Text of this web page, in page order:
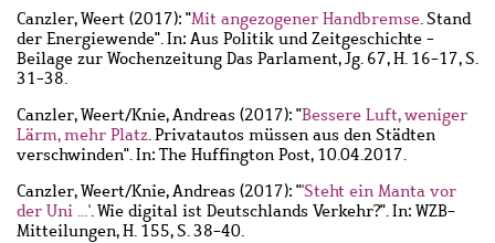
Canzler, Weert (2017): "Mit angezogener Handbremse. Stand
der Energiewende". In: Aus Politik und Zeitgeschichte -
Beilage zur Wochenzeitung Das Parlament, Jg. 67, H. 16-17, S.
31-38.
Canzler, Weert/Knie, Andreas (2017): "Bessere Luft, weniger
Lärm, mehr Platz. Privatautos müssen aus den Städten
verschwinden". In: The Huffington Post, 10.04.2017.
Canzler, Weert/Knie, Andreas (2017): "'Steht ein Manta vor
der Uni …'. Wie digital ist Deutschlands Verkehr?". In: WZB-
Mitteilungen, H. 155, S. 38-40.